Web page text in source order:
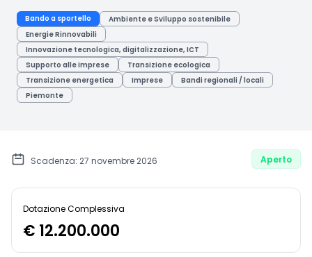
Bando a sportello
Ambiente e Sviluppo sostenibile
Energie Rinnovabili
Innovazione tecnologica, digitalizzazione, ICT
Supporto alle imprese
Transizione ecologica
Transizione energetica
Imprese
Bandi regionali / locali
Piemonte
Scadenza: 27 novembre 2026 Aperto
Dotazione Complessiva
€ 12.200.000